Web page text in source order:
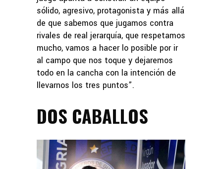
sólido, agresivo, protagonista y más allá
de que sabemos que jugamos contra
rivales de real jerarquía, que respetamos
mucho, vamos a hacer lo posible por ir
al campo que nos toque y dejaremos
todo en la cancha con la intención de
llevarnos los tres puntos”.
DOS CABALLOS